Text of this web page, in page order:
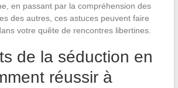
en passant par la compréhension des
des autres, ces astuces peuvent faire
votre quête de rencontres libertines.
de la séduction en
réussir à